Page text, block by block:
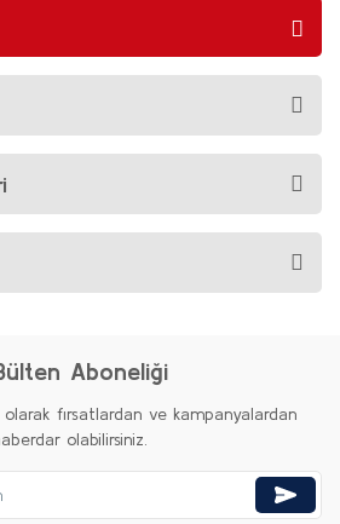
Aboneliği
fırsatlardan ve kampanyalardan
olabilirsiniz.